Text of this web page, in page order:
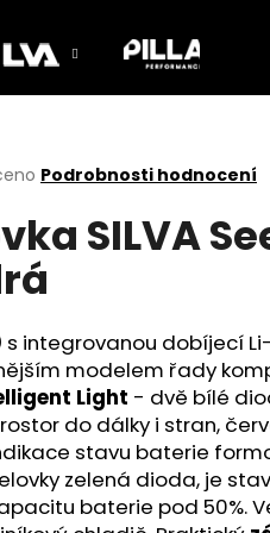
Podrobnosti hodnocení
SILVA
s integrovanou dobíjecí
modelem řady
Light - dvě bílé
do dálky i stran,
stavu baterie
zelená dioda, je
baterie pod 50%.